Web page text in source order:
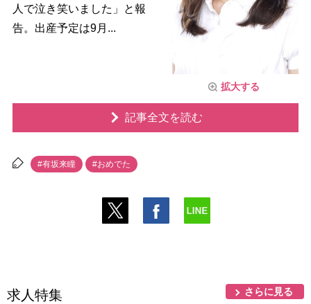
拡大する
人で泣き笑いました」と報
告。出産予定は9月...
記事全文を読む
#有坂来瞳 #おめでた
求人特集 さらに見る